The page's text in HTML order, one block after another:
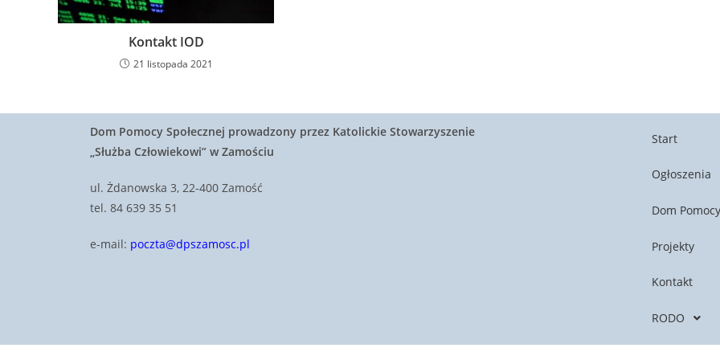
Kontakt IOD
21 listopada 2021
Dom Pomocy Społecznej prowadzony przez Katolickie Stowarzyszenie
„Służba Człowiekowi” w Zamościu
ul. Żdanowska 3, 22-400 Zamość
tel. 84 639 35 51
e-mail: poczta@dpszamosc.pl
Start
Ogłoszenia
Dom Pomocy
Projekty
Kontakt
RODO